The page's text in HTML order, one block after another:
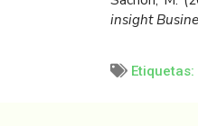
insight
Etiquetas: